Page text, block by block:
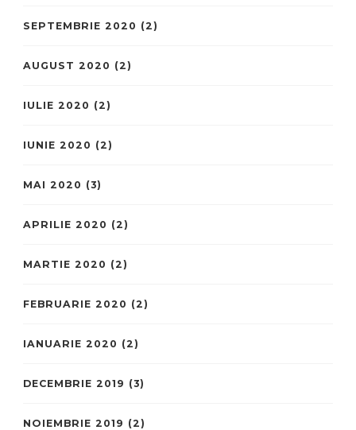
SEPTEMBRIE 2020 (2)
AUGUST 2020 (2)
IULIE 2020 (2)
IUNIE 2020 (2)
MAI 2020 (3)
APRILIE 2020 (2)
MARTIE 2020 (2)
FEBRUARIE 2020 (2)
IANUARIE 2020 (2)
DECEMBRIE 2019 (3)
NOIEMBRIE 2019 (2)